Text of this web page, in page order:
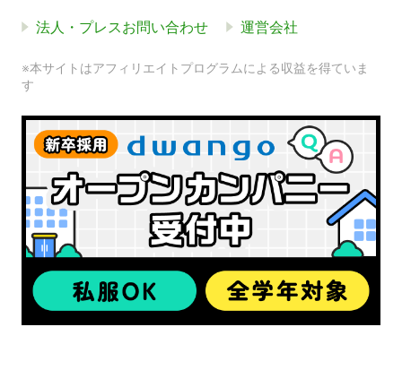
法人・プレスお問い合わせ 運営会社
※本サイトはアフィリエイトプログラムによる収益を得ていま
す